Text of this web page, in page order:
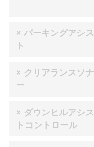
× パーキングアシス
ト
× クリアランスソナ
ー
× ダウンヒルアシス
トコントロール